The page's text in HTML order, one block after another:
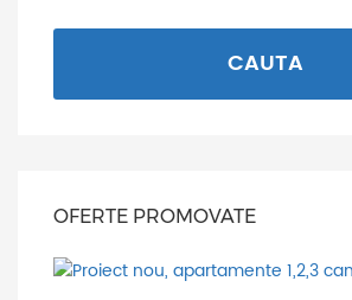
CAUTA
OFERTE PROMOVATE